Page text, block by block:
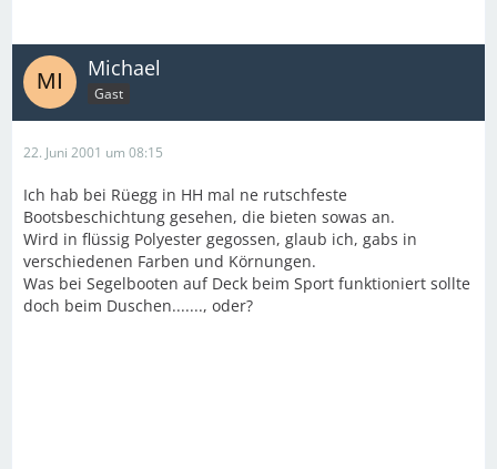
Michael
Gast
22. Juni 2001 um 08:15
Ich hab bei Rüegg in HH mal ne rutschfeste
Bootsbeschichtung gesehen, die bieten sowas an.
Wird in flüssig Polyester gegossen, glaub ich, gabs in
verschiedenen Farben und Körnungen.
Was bei Segelbooten auf Deck beim Sport funktioniert sollte
doch beim Duschen......., oder?